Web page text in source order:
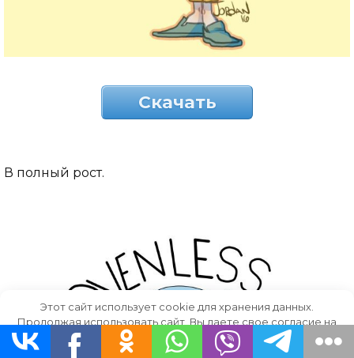
Скачать
В полный рост.
Этот сайт использует cookie для хранения данных.
Продолжая использовать сайт, Вы даете свое согласие на
работу с этими файлами.
OK